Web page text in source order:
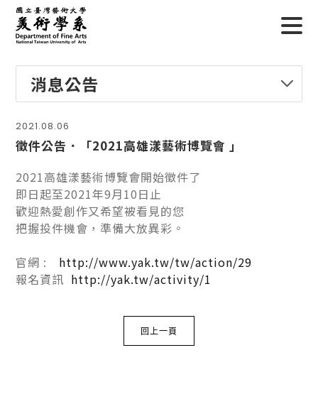
消息公告
2021.08.06
徵件公告．「2021高雄漾藝術博覽會 」
2021高雄漾藝術博覽會開始徵件了
即日起至2021年9月10日止
歡迎熱愛創作又希望被看見的您
把握投件機會，準備大放異彩。
官網 : http://www.yak.tw/tw/action/29
報名資訊 http://yak.tw/activity/1
回上一頁